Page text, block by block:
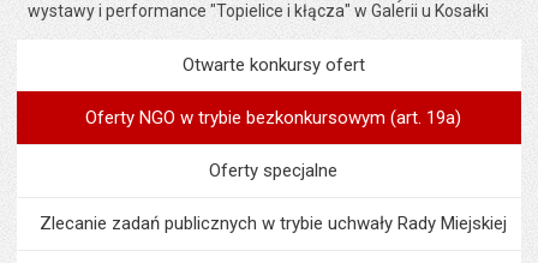
wystawy i performance "Topielice i kłącza" w Galerii u Kosałki
MenuOrganizacje pozarządowe
Otwarte konkursy ofert
Oferty NGO w trybie bezkonkursowym (art. 19a)
Oferty specjalne
Zlecanie zadań publicznych w trybie uchwały Rady Miejskiej